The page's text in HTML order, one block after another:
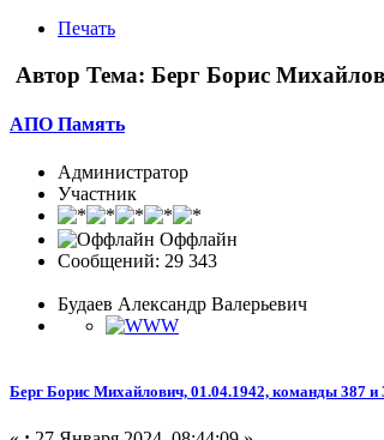
Печать
Автор Тема: Берг Борис
АПО Память
Администратор
Участник
Оффлайн
Сообщений: 29 343
Будаев Александр Валерьевич
Берг Борис Михайлович, 01.04.1942, команды 387 и